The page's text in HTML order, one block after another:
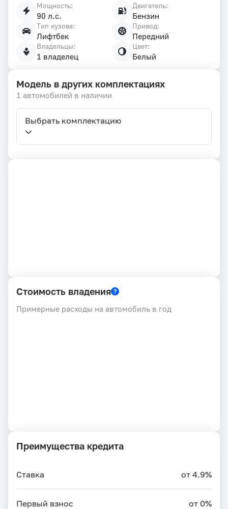
Мощность:
90 л.с.
Двигатель:
Бензин
Тип кузова:
Лифтбек
Привод:
Передний
Владельцы:
1 владелец
Цвет:
Белый
Модель в других комплектациях
1 автомобилей в наличии
Выбрать комплектацию
Стоимость владения
Примерные расходы на автомобиль в год
Преимущества кредита
Ставка от 4.9%
Первый взнос от 0%